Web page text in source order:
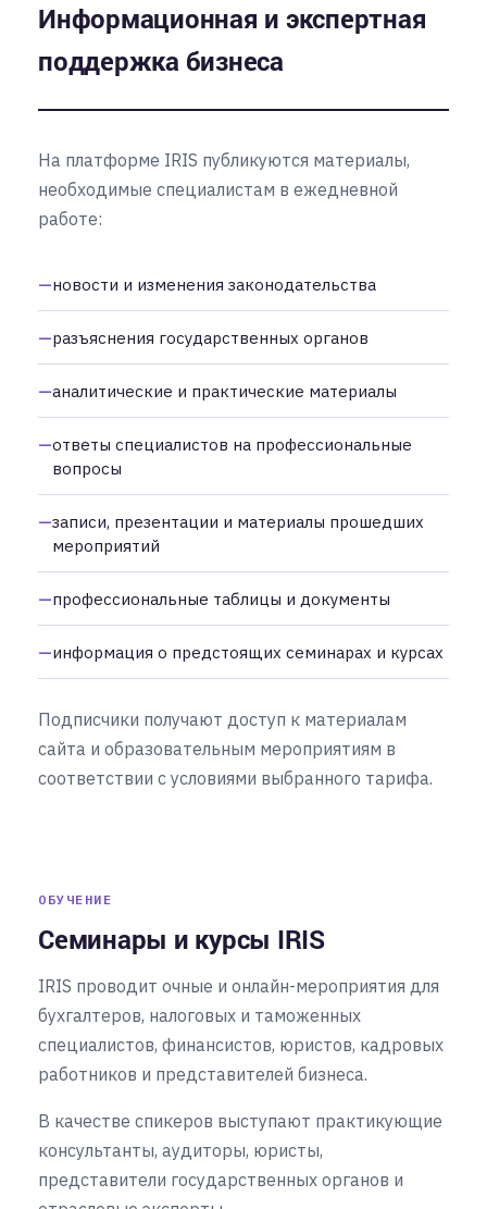
Информационная и экспертная
поддержка бизнеса
На платформе IRIS публикуются материалы,
необходимые специалистам в ежедневной
работе:
новости и изменения законодательства
разъяснения государственных органов
аналитические и практические материалы
ответы специалистов на профессиональные
вопросы
записи, презентации и материалы прошедших
мероприятий
профессиональные таблицы и документы
информация о предстоящих семинарах и курсах
Подписчики получают доступ к материалам
сайта и образовательным мероприятиям в
соответствии с условиями выбранного тарифа.
ОБУЧЕНИЕ
Семинары и курсы IRIS
IRIS проводит очные и онлайн-мероприятия для
бухгалтеров, налоговых и таможенных
специалистов, финансистов, юристов, кадровых
работников и представителей бизнеса.
В качестве спикеров выступают практикующие
консультанты, аудиторы, юристы,
представители государственных органов и